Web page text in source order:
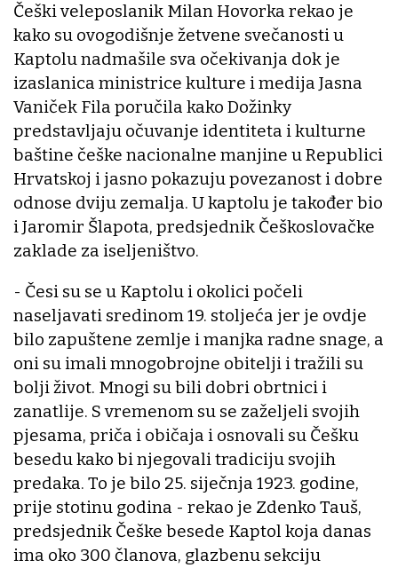
Češki veleposlanik Milan Hovorka rekao je
kako su ovogodišnje žetvene svečanosti u
Kaptolu nadmašile sva očekivanja dok je
izaslanica ministrice kulture i medija Jasna
Vaniček Fila poručila kako Dožinky
predstavljaju očuvanje identiteta i kulturne
baštine češke nacionalne manjine u Republici
Hrvatskoj i jasno pokazuju povezanost i dobre
odnose dviju zemalja. U kaptolu je također bio
i Jaromir Šlapota, predsjednik Češkoslovačke
zaklade za iseljeništvo.
- Česi su se u Kaptolu i okolici počeli
naseljavati sredinom 19. stoljeća jer je ovdje
bilo zapuštene zemlje i manjka radne snage, a
oni su imali mnogobrojne obitelji i tražili su
bolji život. Mnogi su bili dobri obrtnici i
zanatlije. S vremenom su se zaželjeli svojih
pjesama, priča i običaja i osnovali su Češku
besedu kako bi njegovali tradiciju svojih
predaka. To je bilo 25. siječnja 1923. godine,
prije stotinu godina - rekao je Zdenko Tauš,
predsjednik Češke besede Kaptol koja danas
ima oko 300 članova, glazbenu sekciju